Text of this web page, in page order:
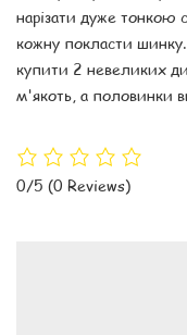
нарізати дуже тонкою
кожну покласти шинку.
купити 2 невеликих
м'якоть, а половинки
0/5 (0 Reviews)